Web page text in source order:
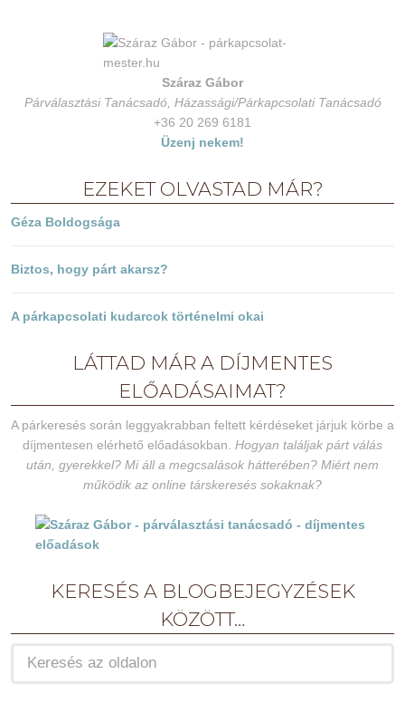
Száraz Gábor
Párválasztási Tanácsadó, Házassági/Párkapcsolati Tanácsadó
+36 20 269 6181
Üzenj nekem!
EZEKET OLVASTAD MÁR?
Géza Boldogsága
Biztos, hogy párt akarsz?
A párkapcsolati kudarcok történelmi okai
LÁTTAD MÁR A DÍJMENTES
ELŐADÁSAIMAT?
A párkeresés során leggyakrabban feltett kérdéseket járjuk körbe a
díjmentesen elérhető előadásokban. Hogyan találjak párt válás
után, gyerekkel? Mi áll a megcsalások hátterében? Miért nem
működik az online társkeresés sokaknak?
KERESÉS A BLOGBEJEGYZÉSEK
KÖZÖTT…